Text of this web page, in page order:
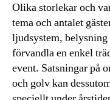
Olika storlekar och
tema och antalet
ljudsystem,
förvandla en enkel
event. Satsningar på
och golv kan